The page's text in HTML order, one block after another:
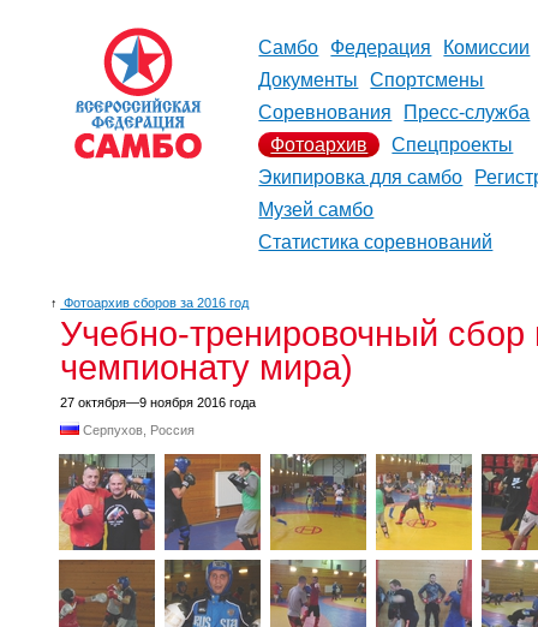
Самбо Федерация
Комиссии
Документы
Спортсмены
Соревнования
Пресс-служба
Фотоархив
Спецпроекты
Экипировка для самбо
Музей самбо
Статистика соревнований
↑ Фотоархив сборов за 2016 год
Учебно-тренировочный сбор
чемпионату мира)
27 октября—9 ноября 2016 года
Серпухов, Россия